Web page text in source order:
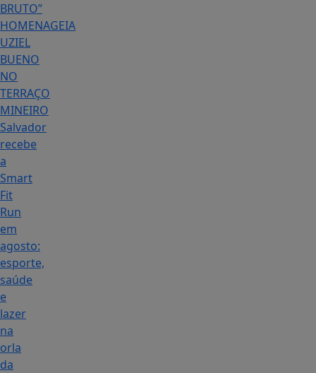
BRUTO”
HOMENAGEIA
UZIEL
BUENO
NO
TERRAÇO
MINEIRO
Salvador
recebe
a
Smart
Fit
Run
em
agosto:
esporte,
saúde
e
lazer
na
orla
da